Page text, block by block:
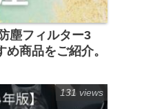
塵フィルター3
商品をご紹介。
131 views